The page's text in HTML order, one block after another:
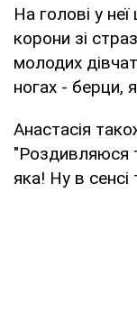
На голові у
корони зі
молодих
ногах - берци,
Анастасія
"Роздивляюся
яка! Ну в сенсі